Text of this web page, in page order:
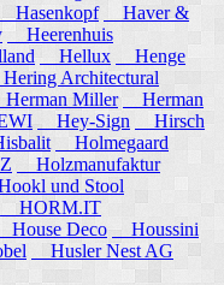
Hasenkopf
Haver &
Heerenhuis
Hellux
Henge
Architectural
Miller
Herman
Hey-Sign
Hirsch
Holmegaard
Holzmanufaktur
und Stool
HORM.IT
House Deco
Houssini
Husler Nest AG